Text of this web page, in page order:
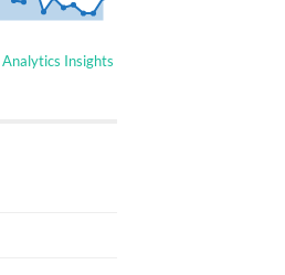
Analytics Insights